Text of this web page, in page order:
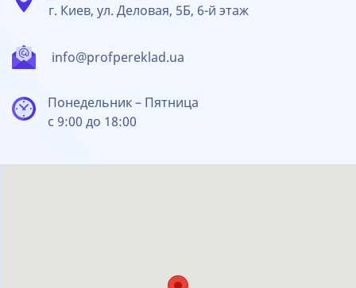
info@profpereklad.ua
г. Киев, ул. Деловая, 5Б, 6-й этаж
Понедельник – Пятница
с 9:00 до 18:00